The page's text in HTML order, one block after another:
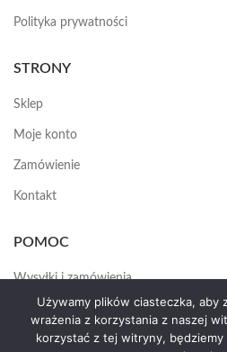
Polityka prywatności
STRONY
Sklep
Moje konto
Zamówienie
Kontakt
POMOC
Wysyłki i zamówienia
Jak założyć konto
Używamy plików ciasteczka, aby
wrażenia z korzystania z naszej
korzystać z tej witryny, będziemy